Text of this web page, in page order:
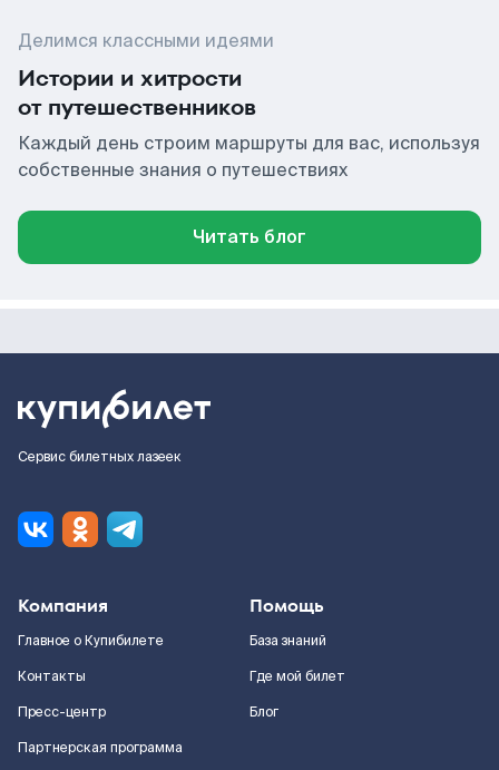
Делимся классными идеями
Истории и хитрости
от путешественников
Каждый день строим маршруты для вас, используя
собственные знания о путешествиях
Читать блог
Сервис билетных лазеек
Компания
Главное о Купибилете
Контакты
Пресс-центр
Партнерская программа
Помощь
База знаний
Где мой билет
Блог